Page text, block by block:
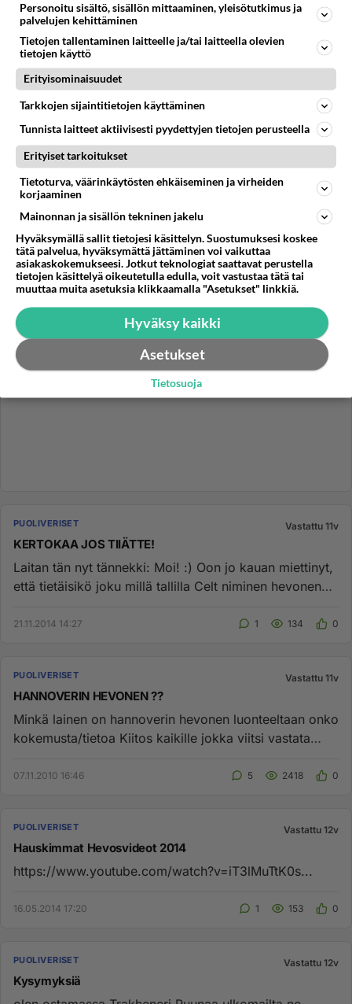
hamppu- tai liinaharja?...
29.06.2015 14:47
PUOLIVERISET Vastattu 11v
Heppa instagrameja!!
Ettisin lisää seurailtavaa eli heitelkää omianne tai
kaverinne tai muuten vaan jotain hyviä instagrameja
mis esiintyis e...
PUOLIVERISET Vastattu 11v
KERTOKAA JOS TIIÄTTE!
Laitan tän nyt tännekki: Moi! :) Oon jo kauan miettinyt,
että tietäisikö joku millä tallilla Celt niminen hevonen
21.11.2014 14:27 1 134 0
PUOLIVERISET Vastattu 11v
HANNOVERIN HEVONEN ??
Minkä lainen on hannoverin hevonen luonteeltaan onko
kokemusta/tietoa Kiitos kaikille jokka viitsi vastata
07.11.2010 16:46 5 2418 0
PUOLIVERISET Vastattu 12v
Hauskimmat Hevosvideot 2014
https://www.youtube.com/watch?v=iT3lMuTtK0s...
16.05.2014 17:20 1 153 0
PUOLIVERISET Vastattu 12v
Kysymyksiä
Personoitu sisältö, sisällön mittaaminen, yleisötutkimus ja
palvelujen kehittäminen
Tietojen tallentaminen laitteelle ja/tai laitteella olevien
tietojen käyttö
Erityisominaisuudet
Tarkkojen sijaintitietojen käyttäminen
Tunnista laitteet aktiivisesti pyydettyjen tietojen perusteella
Erityiset tarkoitukset
Tietoturva, väärinkäytösten ehkäiseminen ja virheiden
korjaaminen
Mainonnan ja sisällön tekninen jakelu
Hyväksymällä sallit tietojesi käsittelyn. Suostumuksesi koskee
tätä palvelua, hyväksymättä jättäminen voi vaikuttaa
asiakaskokemukseesi. Jotkut teknologiat saattavat perustella
tietojen käsittelyä oikeutetulla edulla, voit vastustaa tätä tai
muuttaa muita asetuksia klikkaamalla "Asetukset" linkkiä.
Hyväksy kaikki
Asetukset
Tietosuoja